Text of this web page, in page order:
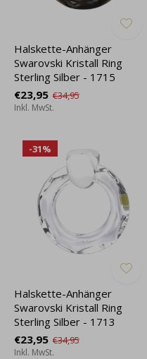
Halskette-Anhänger
Swarovski Kristall Ring
Sterling Silber - 1715
€23,95 €34,95
Inkl. MwSt.
-31%
Halskette-Anhänger
Swarovski Kristall Ring
Sterling Silber - 1713
€23,95 €34,95
Inkl. MwSt.